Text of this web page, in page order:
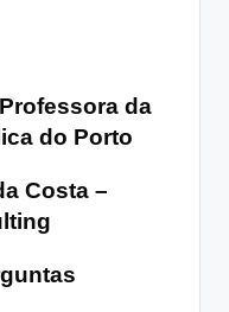
da
do Porto
Costa –